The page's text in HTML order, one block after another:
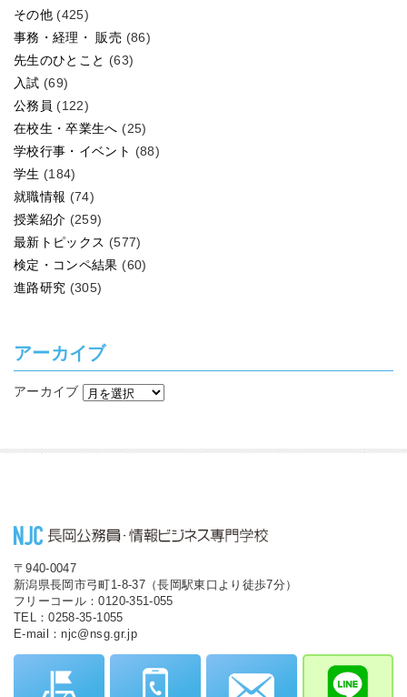
その他 (425)
事務・経理・ 販売 (86)
先生のひとこと (63)
入試 (69)
公務員 (122)
在校生・卒業生へ (25)
学校行事・イベント (88)
学生 (184)
就職情報 (74)
授業紹介 (259)
最新トピックス (577)
検定・コンペ結果 (60)
進路研究 (305)
アーカイブ
アーカイブ
〒940-0047
新潟県長岡市弓町1-8-37（長岡駅東口より徒歩7分）
フリーコール：0120-351-055
TEL：0258-35-1055
E-mail：njc@nsg.gr.jp